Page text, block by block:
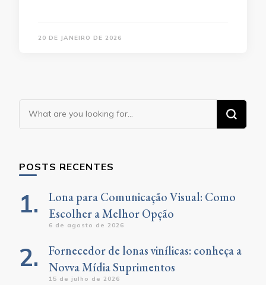
20 DE JANEIRO DE 2026
Looking
for
POSTS RECENTES
Lona para Comunicação Visual: Como
Escolher a Melhor Opção
6 de agosto de 2026
Fornecedor de lonas vinílicas: conheça a
Novva Mídia Suprimentos
15 de julho de 2026